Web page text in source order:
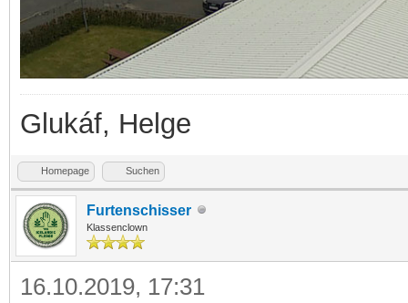
Glukáf, Helge
Homepage Suchen
Furtenschisser
Klassenclown
16.10.2019, 17:31